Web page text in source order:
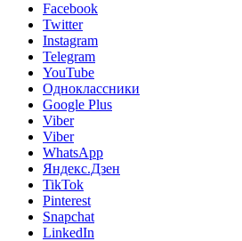
Facebook
Twitter
Instagram
Telegram
YouTube
Одноклассники
Google Plus
Viber
Viber
WhatsApp
Яндекс.Дзен
TikTok
Pinterest
Snapchat
LinkedIn